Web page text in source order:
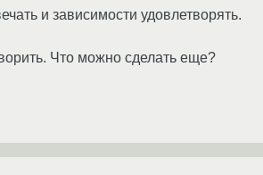
и зависимости удовлетворять.
Что можно сделать еще?